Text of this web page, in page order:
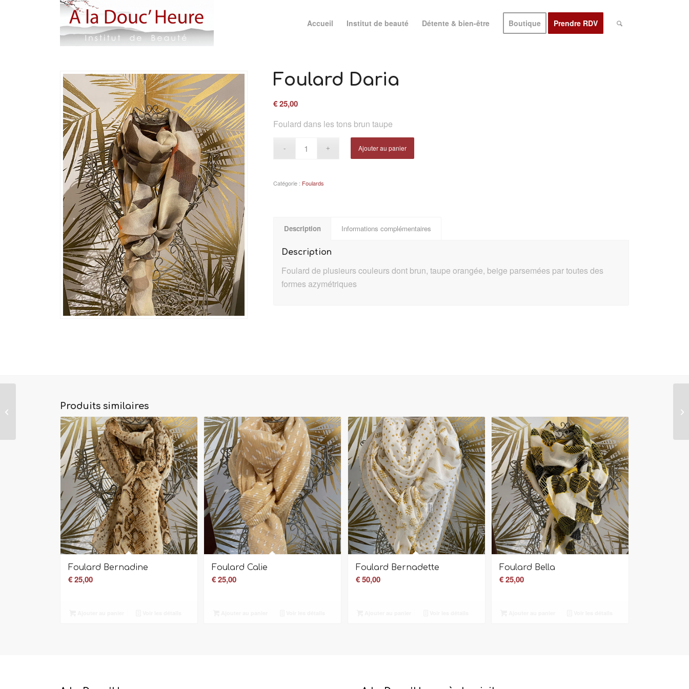
Accueil Institut de beauté Détente & bien-être Boutique Prendre RDV
Foulard Daria
€25,00
Foulard dans les tons brun taupe
Ajouter au panier
Catégorie : Foulards
Description Informations complémentaires
Description
Foulard de plusieurs couleurs dont brun, taupe orangée, beige parsemées par toutes des
formes azymétriques
Produits similaires
Foulard Bernadine
€25,00
Foulard Calie
€25,00
Foulard Bernadette
€50,00
Foulard Bella
€25,00